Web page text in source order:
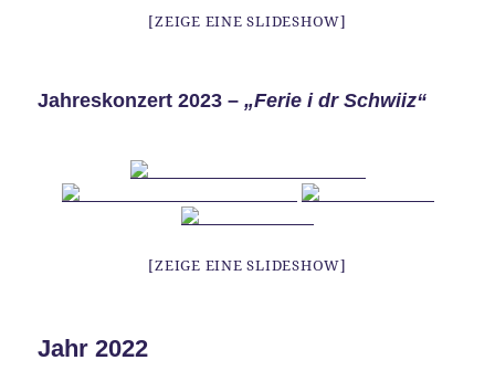
[ZEIGE EINE SLIDESHOW]
Jahreskonzert 2023 –„Ferie i dr Schwiiz“
[ZEIGE EINE SLIDESHOW]
Jahr 2022